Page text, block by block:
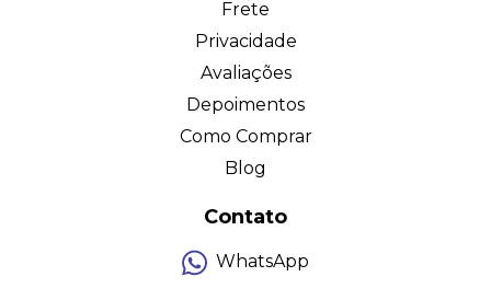
Frete
Privacidade
Avaliações
Depoimentos
Como Comprar
Blog
Contato
WhatsApp